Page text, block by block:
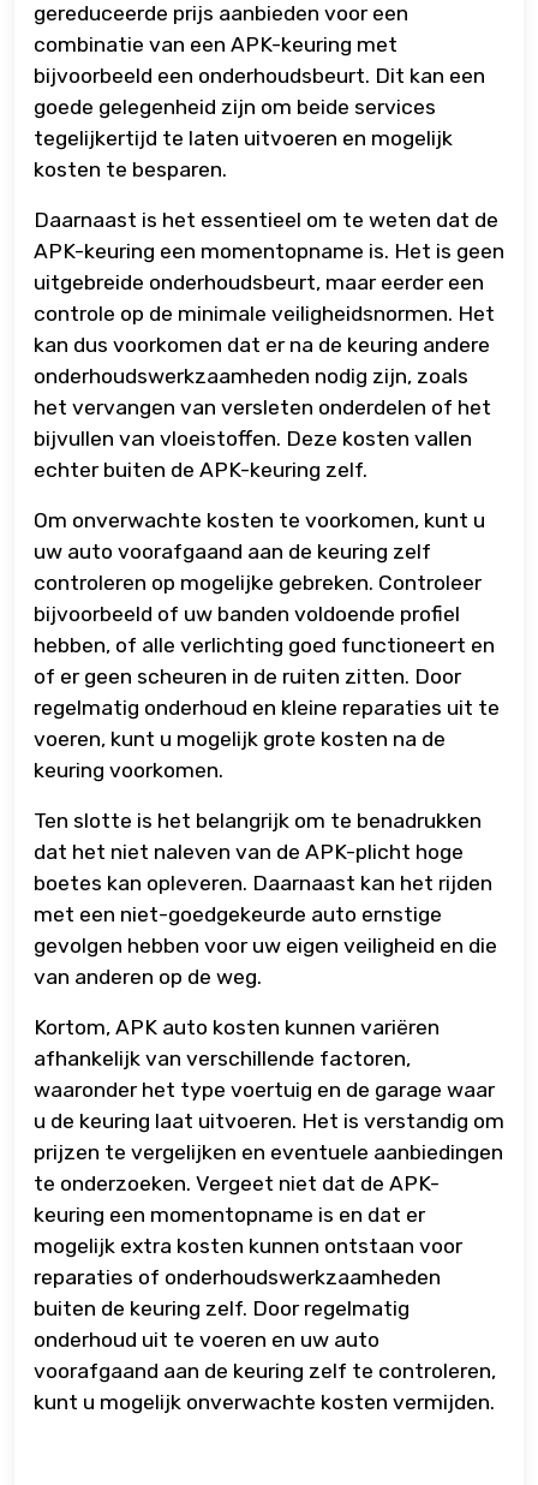
gereduceerde prijs aanbieden voor een
combinatie van een APK-keuring met
bijvoorbeeld een onderhoudsbeurt. Dit kan een
goede gelegenheid zijn om beide services
tegelijkertijd te laten uitvoeren en mogelijk
kosten te besparen.
Daarnaast is het essentieel om te weten dat de
APK-keuring een momentopname is. Het is geen
uitgebreide onderhoudsbeurt, maar eerder een
controle op de minimale veiligheidsnormen. Het
kan dus voorkomen dat er na de keuring andere
onderhoudswerkzaamheden nodig zijn, zoals
het vervangen van versleten onderdelen of het
bijvullen van vloeistoffen. Deze kosten vallen
echter buiten de APK-keuring zelf.
Om onverwachte kosten te voorkomen, kunt u
uw auto voorafgaand aan de keuring zelf
controleren op mogelijke gebreken. Controleer
bijvoorbeeld of uw banden voldoende profiel
hebben, of alle verlichting goed functioneert en
of er geen scheuren in de ruiten zitten. Door
regelmatig onderhoud en kleine reparaties uit te
voeren, kunt u mogelijk grote kosten na de
keuring voorkomen.
Ten slotte is het belangrijk om te benadrukken
dat het niet naleven van de APK-plicht hoge
boetes kan opleveren. Daarnaast kan het rijden
met een niet-goedgekeurde auto ernstige
gevolgen hebben voor uw eigen veiligheid en die
van anderen op de weg.
Kortom, APK auto kosten kunnen variëren
afhankelijk van verschillende factoren,
waaronder het type voertuig en de garage waar
u de keuring laat uitvoeren. Het is verstandig om
prijzen te vergelijken en eventuele aanbiedingen
te onderzoeken. Vergeet niet dat de APK-
keuring een momentopname is en dat er
mogelijk extra kosten kunnen ontstaan voor
reparaties of onderhoudswerkzaamheden
buiten de keuring zelf. Door regelmatig
onderhoud uit te voeren en uw auto
voorafgaand aan de keuring zelf te controleren,
kunt u mogelijk onverwachte kosten vermijden.